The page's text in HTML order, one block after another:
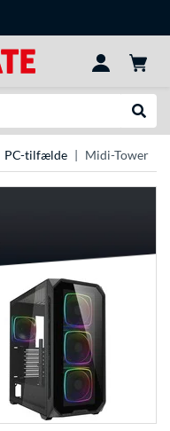
PC-tilfælde Midi-Tower